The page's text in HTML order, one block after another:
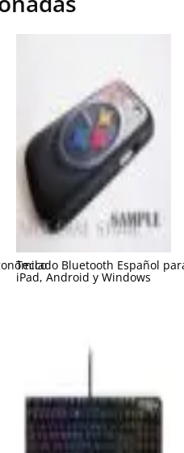
Teclado Bluetooth Español
iPad, Android y Windows